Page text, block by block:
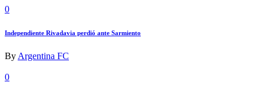
0
Independiente Rivadavia perdió ante Sarmiento
By Argentina FC
0